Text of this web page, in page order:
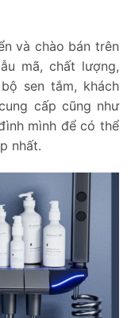
và chào bán trên
mã, chất lượng,
sen tắm, khách
cấp cũng như
mình để có thể
nhất.